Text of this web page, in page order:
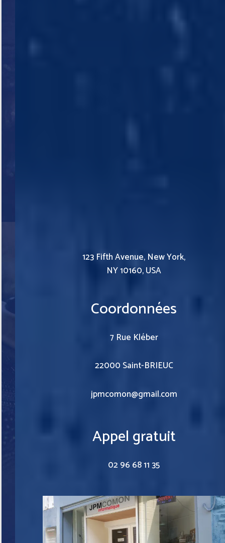
123 Fifth Avenue, New York,
NY 10160, USA
Coordonnées
7 Rue Kléber
22000 Saint-BRIEUC
jpmcomon@gmail.com
Appel gratuit
02 96 68 11 35